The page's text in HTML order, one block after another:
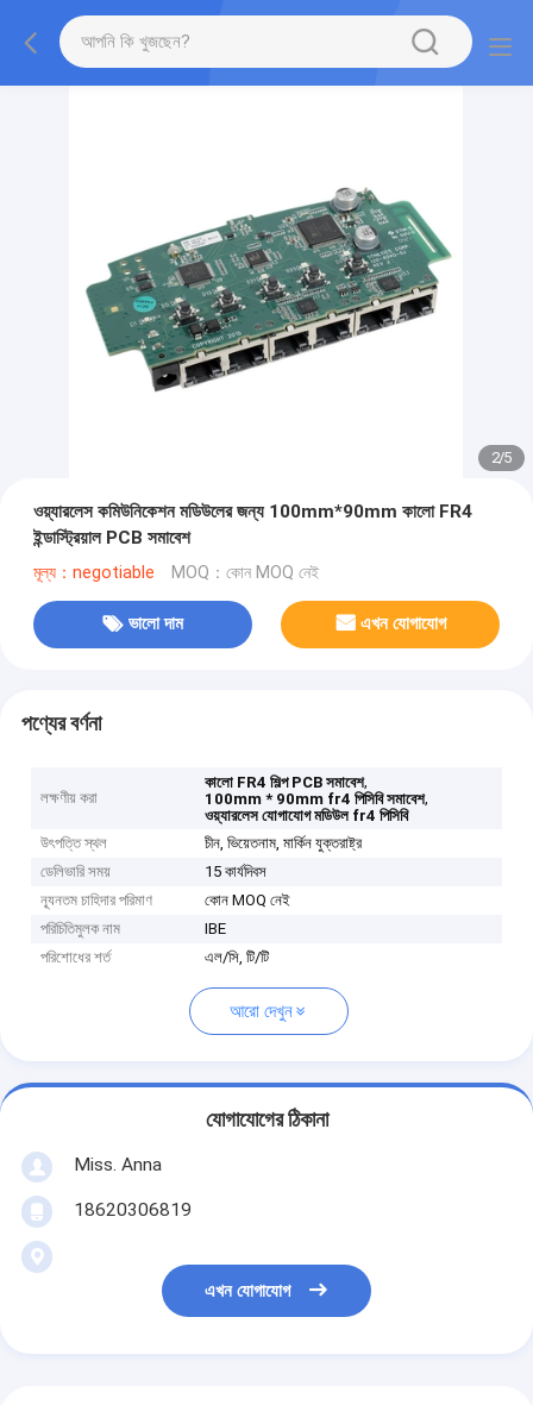
2/5
ওয়্যারলেস কমিউনিকেশন মডিউলের জন্য 100mm*90mm কালো FR4
ইন্ডাস্ট্রিয়াল PCB সমাবেশ
মূল্য：negotiable MOQ：কোন MOQ নেই
ভালো দাম এখন যোগাযোগ
পণ্যের বর্ণনা
লক্ষণীয় করা
কালো FR4 শিল্প PCB সমাবেশ,
100mm * 90mm fr4 পিসিবি সমাবেশ,
ওয়্যারলেস যোগাযোগ মডিউল fr4 পিসিবি
উৎপত্তি স্থল
চীন, ভিয়েতনাম, মার্কিন যুক্তরাষ্ট্র
ডেলিভারি সময়
15 কার্যদিবস
ন্যূনতম চাহিদার পরিমাণ
কোন MOQ নেই
পরিচিতিমুলক নাম
IBE
পরিশোধের শর্ত
এল/সি, টি/টি
আরো দেখুন
যোগাযোগের ঠিকানা
Miss. Anna
18620306819
এখন যোগাযোগ